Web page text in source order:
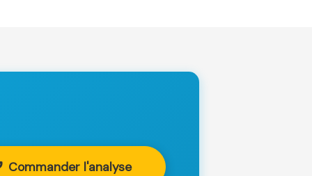
Commander l'analyse